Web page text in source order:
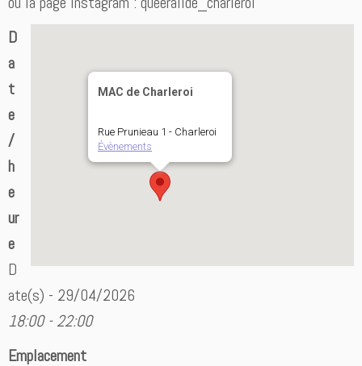
MAC de Charleroi
Rue Prunieau 1 - Charleroi
Évènements
D
a
t
e
/
h
e
ur
e
D
ate(s) - 29/04/2026
18:00 - 22:00
Emplacement